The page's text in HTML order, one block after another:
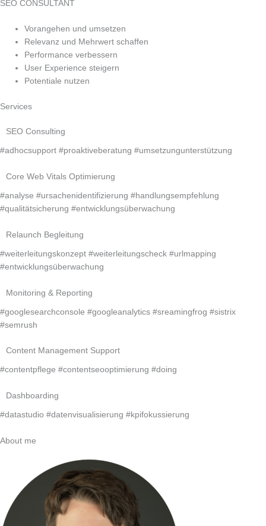
SEO CONSULTANT
Vorangehen und umsetzen
Relevanz und Mehrwert schaffen
Performance verbessern
User Experience steigern
Potentiale nutzen
Services
SEO Consulting
#adhocsupport #proaktiveberatung #umsetzungunterstützung
Core Web Vitals Optimierung
#analyse #ursachenidentifizierung #handlungsempfehlung
#qualitätsicherung #entwicklungsüberwachung
Relaunch Begleitung
#weiterleitungskonzept #weiterleitungscheck #urlmapping
#entwicklungsüberwachung
Monitoring & Reporting
#googlesearchconsole #googleanalytics #sreamingfrog #sistrix
#semrush
Content Management Support
#contentpflege #contentseooptimierung #doing
Dashboarding
#datastudio #datenvisualisierung #kpifokussierung
About me